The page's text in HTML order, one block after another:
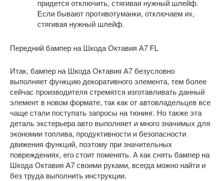
придется отключить, стягивая нужный шлейф.
Если бывают противотуманки, отключаем их,
стягивая нужный шлейф.
Передний бампер на Шкода Октавия А7 FL
Итак, бампер на Шкода Октавия А7 безусловно
выполняет функцию декоративного элемента, тем более
сейчас производителя стремятся изготавливать данный
элемент в новом формате, так как от автовладельцев все
чаще стали поступать запросы на тюнинг. Но также эта
деталь экстерьера авто выполняет и много значимых для
экономии топлива, продуктивности и безопасности
движения функций, поэтому при значительных
повреждениях, его стоит поменять. А как снять бампер на
Шкода Октавия А7 своими руками, всегда можно найти и
без труда выполнить инструкции.